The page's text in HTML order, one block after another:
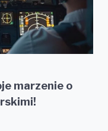
marzenie o